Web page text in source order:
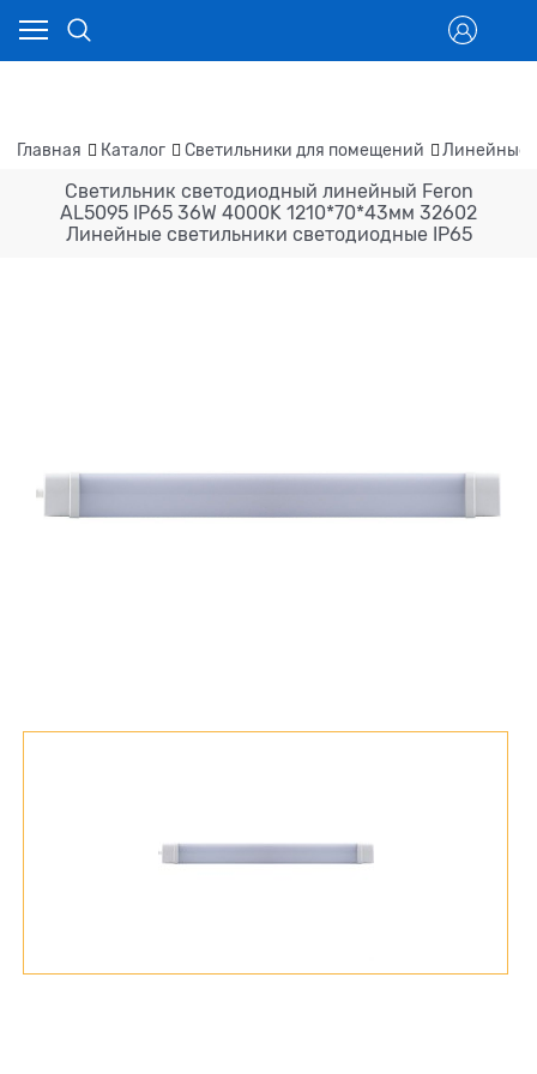
Главная Каталог Светильники для помещений Линейные
Светильник светодиодный линейный Feron
AL5095 IP65 36W 4000K 1210*70*43мм 32602
Линейные светильники светодиодные IP65